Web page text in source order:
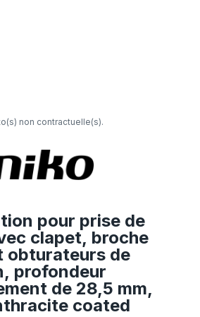
non contractuelle(s).
pour prise de
clapet, broche
obturateurs de
profondeur
de 28,5 mm,
coated